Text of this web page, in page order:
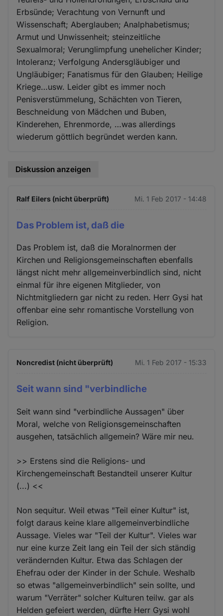
Erbsünde; Verachtung von Vernunft und
Wissenschaft; Aberglauben; Analphabetismus;
Armut und Unwissenheit; steinzeitliche
Sexualmoral; Verunglimpfung unehelicher Kinder;
Intoleranz; Verfolgung Andersgläubiger und
Ungläubiger; Fanatismus für den Glauben; Heilige
Kriege…usw. Leider gibt es immer noch
Penisverstümmelung, Schächten von Tieren,
Beschneidung von Mädchen und Buben,
Kinderehen, Ehrenmorde, …was allerdings
wiederum göttlich begründet werden kann.
Diskussion anzeigen
Ralf Eilers (nicht überprüft) Mi. 1 Feb 2017 - 14:48
Das Problem ist, daß die
Das Problem ist, daß die Moralnormen der
Kirchen und Religionsgemeinschaften ebenfalls
längst nicht mehr allgemeinverbindlich sind, nicht
einmal für ihre eigenen Mitglieder, von
Nichtmitgliedern gar nicht zu reden. Herr Gysi hat
offenbar eine sehr romantische Vorstellung von
Religion.
Noncredist (nicht überprüft) Mi. 1 Feb 2017 - 15:33
Seit wann sind "verbindliche
Seit wann sind "verbindliche Aussagen" über
Moral, welche von Religionsgemeinschaften
ausgehen, tatsächlich allgemein? Wäre mir neu.
>> Erstens sind die Religions- und
Kirchengemeinschaft Bestandteil unserer Kultur
(...) <<
Non sequitur. Weil etwas "Teil einer Kultur" ist,
folgt daraus keine klare allgemeinverbindliche
Aussage. Vieles war "Teil der Kultur". Vieles war
nur eine kurze Zeit lang ein Teil der sich ständig
verändernden Kultur. Etwa das Schlagen der
Ehefrau oder der Kinder in der Schule. Weshalb
so etwas "allgemeinverbindlich" sein sollte, und
warum "Verräter" solcher Kulturen teilw. gar als
Helden gefeiert werden, dürfte Herr Gysi wohl